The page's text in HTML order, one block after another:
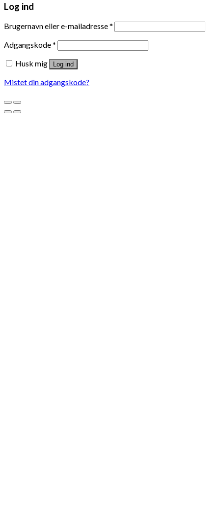
Log ind
Brugernavn eller e-mailadresse*
Adgangskode*
Husk mig
Log ind
Mistet din adgangskode?